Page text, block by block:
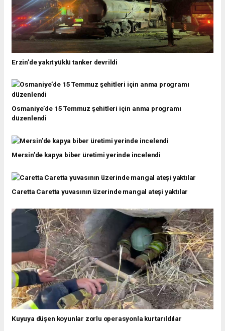
Erzin’de yakıt yüklü tanker devrildi
Osmaniye’de 15 Temmuz şehitleri için anma programı
düzenlendi
Mersin’de kapya biber üretimi yerinde incelendi
Caretta Caretta yuvasının üzerinde mangal ateşi yaktılar
Kuyuya düşen koyunlar zorlu operasyonla kurtarıldılar